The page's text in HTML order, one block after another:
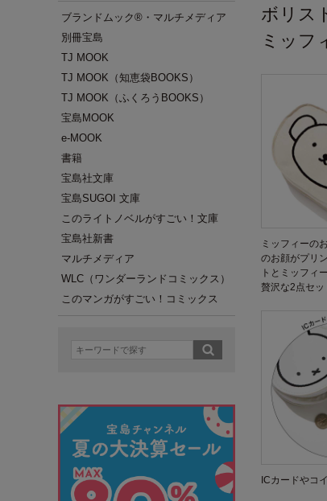
ブランドムック®・マルチメディア
別冊宝島
TJ MOOK
TJ MOOK（知恵袋BOOKS）
TJ MOOK（ふくろうBOOKS）
宝島MOOK
e-MOOK
書籍
宝島社文庫
宝島SUGOI 文庫
このライトノベルがすごい！文庫
宝島社新書
マルチメディア
WLC（ワンダーランドコミックス）
このマンガがすごい！コミックス
ボリス
ミッフ
ミッフィーの
のお顔がプリ
トとミッフィ
贅沢な2点セッ
ICカードやコ